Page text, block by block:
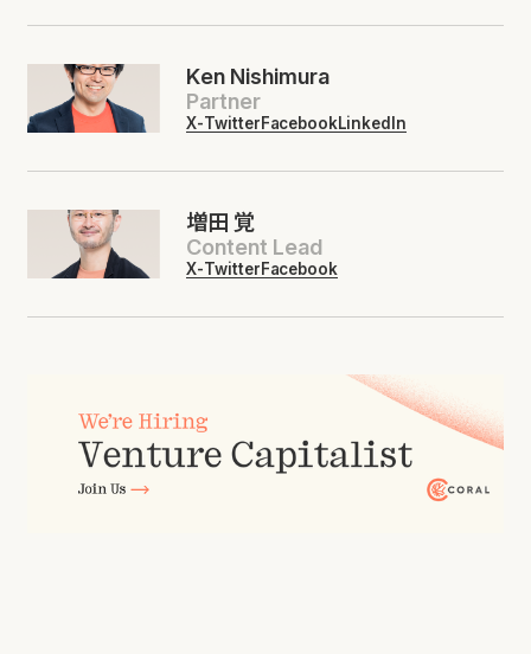
Ken Nishimura
Partner
X-TwitterFacebookLinkedIn
増田 覚
Content Lead
X-TwitterFacebook